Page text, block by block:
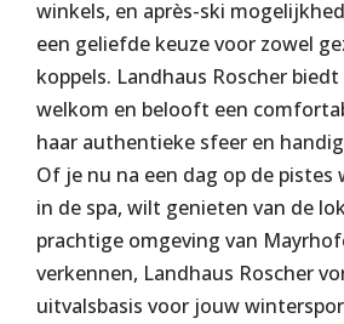
winkels, en après-ski
een geliefde keuze voor zowel
koppels. Landhaus Roscher
welkom en belooft een
haar authentieke sfeer en
Of je nu na een dag op de
in de spa, wilt genieten van de
prachtige omgeving van
verkennen, Landhaus Roscher
uitvalsbasis voor jouw